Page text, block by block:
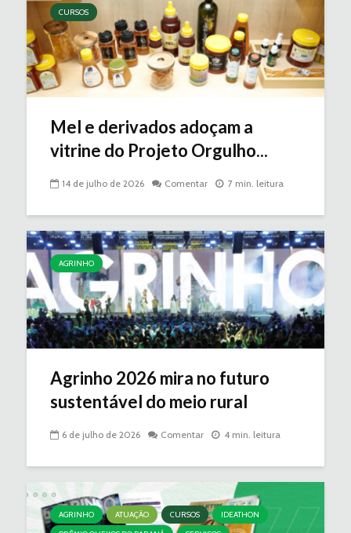
CURSOS
Mel e derivados adoçam a
vitrine do Projeto Orgulho...
14 de julho de 2026 Comentar 7 min. leitura
AGRINHO
Agrinho 2026 mira no futuro
sustentável do meio rural
6 de julho de 2026 Comentar 4 min. leitura
AGRINHO ATUAÇÃO CURSOS
IDEATHON